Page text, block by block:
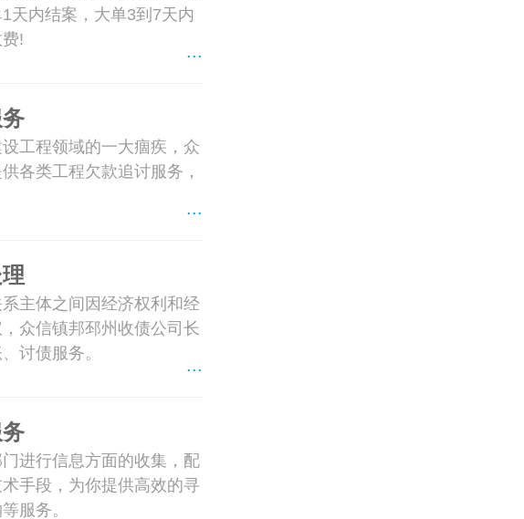
天内结案，大单3到7天内
!
...
工程领域的一大痼疾，众
各类工程欠款追讨服务，
...
主体之间因经济权利和经
众信镇邦邳州收债公司长
讨债服务。
...
进行信息方面的收集，配
手段，为你提供高效的寻
服务。